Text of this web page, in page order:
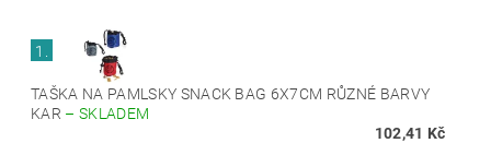
1.
TAŠKA NA PAMLSKY SNACK BAG 6X7CM RŮZNÉ BARVY
KAR –SKLADEM
102,41 Kč